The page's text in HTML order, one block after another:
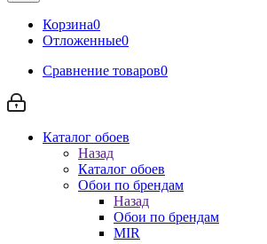
Корзина0
Отложенные0
Сравнение товаров0
Каталог обоев
Назад
Каталог обоев
Обои по брендам
Назад
Обои по брендам
MIR